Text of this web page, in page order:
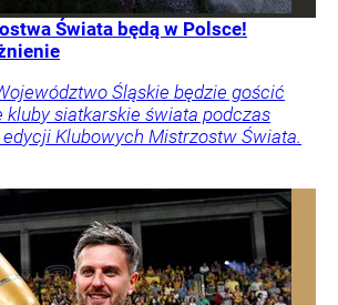
Świata będą w Polsce!
Śląskie będzie gościć
kluby siatkarskie świata podczas
Klubowych Mistrzostw Świata.